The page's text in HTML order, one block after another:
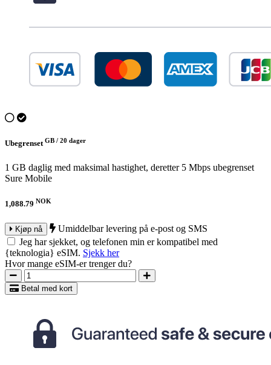
UbegrensetGB / 20 dager
1 GB daglig med maksimal hastighet, deretter 5 Mbps ubegrenset
Sure Mobile
1,088.79 NOK
Kjøp nå
Umiddelbar levering på e-post og SMS
Jeg har sjekket, og telefonen min er kompatibel med
{teknologia} eSIM. Sjekk her
Hvor mange eSIM-er trenger du?
Betal med kort